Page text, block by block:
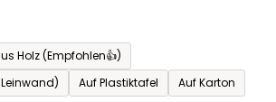
Holz (Empfohlen👍)
Auf Plastiktafel Auf Karton